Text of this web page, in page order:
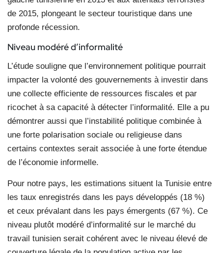
de 2015, plongeant le secteur touristique dans une
profonde récession.
Niveau modéréd’informalité
L’étude souligne que l’environnement politique pourrait
impacter la volonté des gouvernements à investir dans
une collecte efficiente de ressources fiscales et par
ricochet à sa capacité à détecter l’informalité. Elle a pu
démontrer aussi que l’instabilité politique combinée à
une forte polarisation sociale ou religieuse dans
certains contextes serait associée à une forte étendue
de l’économie informelle.
Pour notre pays, les estimations situent la Tunisie entre
les taux enregistrés dans les pays développés (18 %)
et ceux prévalant dans les pays émergents (67 %). Ce
niveau plutôt modéré d’informalité sur le marché du
travail tunisien serait cohérent avec le niveau élevé de